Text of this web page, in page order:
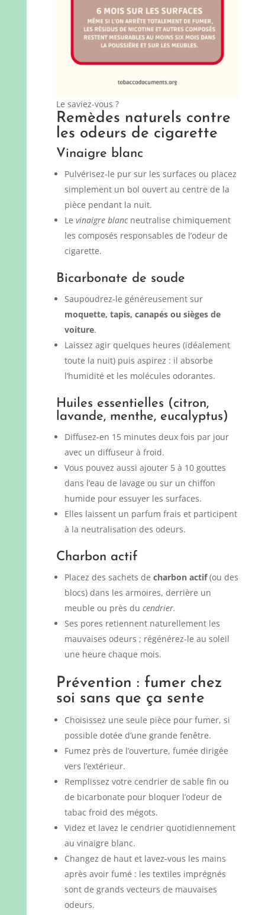
Le saviez-vous ?
Remèdes naturels contre
les odeurs de cigarette
Vinaigre blanc
Pulvérisez-le pur sur les surfaces ou placez
simplement un bol ouvert au centre de la
pièce pendant la nuit.
Le vinaigre blancneutralise chimiquement
les composés responsables de l’odeur de
cigarette.
Bicarbonate de soude
Saupoudrez-le généreusement sur
moquette, tapis, canapés ou sièges de
voiture.
Laissez agir quelques heures (idéalement
toute la nuit) puis aspirez : il absorbe
l’humidité et les molécules odorantes.
Huiles essentielles (citron,
lavande, menthe, eucalyptus)
Diffusez-en 15 minutes deux fois par jour
avec un diffuseur à froid.
Vous pouvez aussi ajouter 5 à 10 gouttes
dans l’eau de lavage ou sur un chiffon
humide pour essuyer les surfaces.
Elles laissent un parfum frais et participent
à la neutralisation des odeurs.
Charbon actif
Placez des sachets de charbon actif(ou des
blocs) dans les armoires, derrière un
meuble ou près du cendrier.
Ses pores retiennent naturellement les
mauvaises odeurs ; régénérez-le au soleil
une heure chaque mois.
Prévention : fumer chez
soi sans que ça sente
Choisissez une seule pièce pour fumer, si
possible dotée d’une grande fenêtre.
Fumez près de l’ouverture, fumée dirigée
vers l’extérieur.
Remplissez votre cendrier de sable fin ou
de bicarbonate pour bloquer l’odeur de
tabac froid des mégots.
Videz et lavez le cendrier quotidiennement
au vinaigre blanc.
Changez de haut et lavez-vous les mains
après avoir fumé : les textiles imprégnés
sont de grands vecteurs de mauvaises
odeurs.